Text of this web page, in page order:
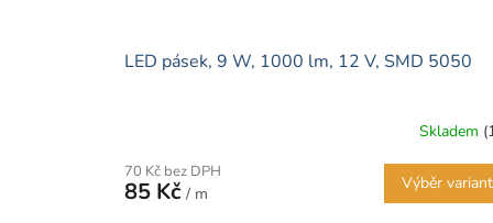
LED pásek, 9 W, 1000 lm, 12 V, SMD 5050
Skladem
70 Kč bez DPH
85 Kč / m
Výběr